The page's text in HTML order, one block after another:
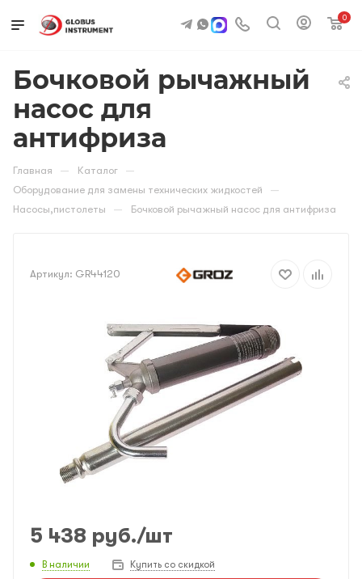
0
Бочковой рычажный
насос для
антифриза
Главная — Каталог —
Оборудование для замены технических жидкостей —
Насосы,пистолеты — Бочковой рычажный насос для антифриза
Артикул: GR44120
5 438 руб./шт
В наличии Купить со скидкой